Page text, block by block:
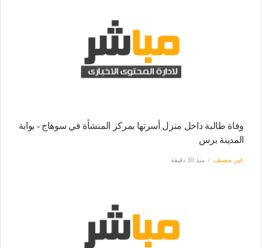
وفاة طالبة داخل منزل أسرتها بمركز المنشأة في سوهاج - بوابة
المدينة برس
غير مصنف منذ 30 دقيقة